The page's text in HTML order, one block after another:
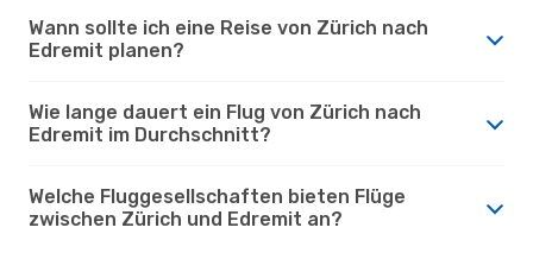
Wann sollte ich eine Reise von Zürich nach
Edremit planen?
Wie lange dauert ein Flug von Zürich nach
Edremit im Durchschnitt?
Welche Fluggesellschaften bieten Flüge
zwischen Zürich und Edremit an?